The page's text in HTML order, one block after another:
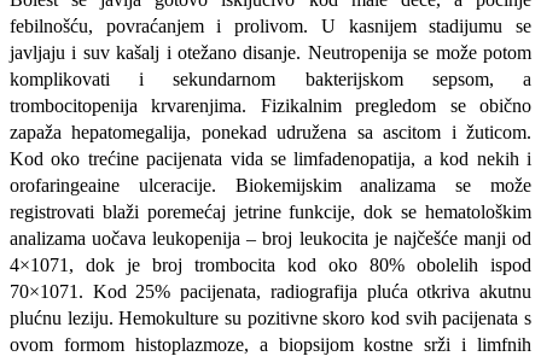
febilnošću, povraćanjem i prolivom. U kasnijem stadijumu se
javljaju i suv kašalj i ote­žano disanje. Neutropenija se može potom
komplikovati i sekundarnom bakterijskom sepsom, a
trombocitopenija krvarenjima. Fizikalnim pregle­dom se obično
zapaža hepatomegalija, ponekad udružena sa ascitom i žuticom.
Kod oko trećine pacijenata vida se limfadenopatija, a kod nekih i
orofaringeaine ulceracije. Biokemijskim analiza­ma se može
registrovati blaži poremećaj jetrine funkcije, dok se hematološkim
analizama uočava leukopenija – broj leukocita je najčešće manji od
4×1071, dok je broj trombocita kod oko 80% obolelih ispod
70×1071. Kod 25% pacijenata, radiografija pluća otkriva akutnu
plućnu leziju. Hemokulture su pozitivne skoro kod svih pacije­nata s
ovom formom histoplazmoze, a biopsijom kostne srži i limfnih